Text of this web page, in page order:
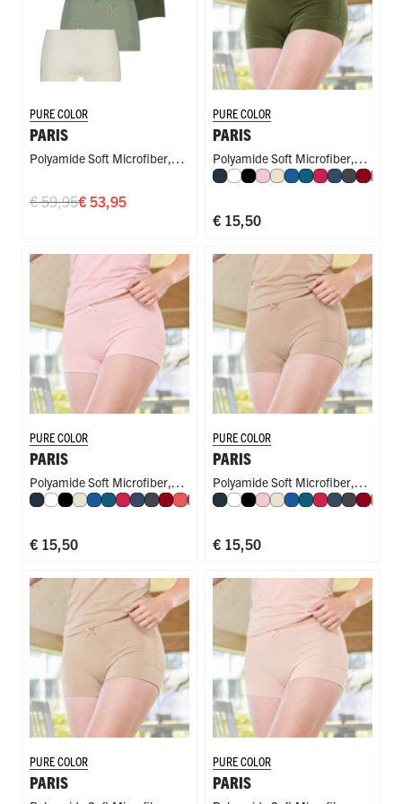
PURE COLOR
PARIS
Polyamide Soft Microfiber,
€ 53,95
€ 59,95
PURE COLOR
PARIS
Polyamide Soft Microfiber,
Short
Navy
WitZwart
RozeIvoorBlauw
Petrol
Rood
€ 15,50
PURE COLOR
PARIS
Polyamide Soft Microfiber,
Short
Navy
WitZwart
IvoorBlauw
Petrol
RoodDonkerblauw
Donkergrijs
Donkerrood
KoraalFuchsia
Mint
PortAubergine
OlijfDonkergroen
Perzik
Nude
Caffè Latte
Royal Blue
Steel Blue
€ 15,50
PURE COLOR
PARIS
Polyamide Soft Microfiber,
Short
Navy
WitZwart
RozeIvoorBlauw
Petrol
Rood
€ 15,50
PURE COLOR
PARIS
PURE COLOR
PARIS